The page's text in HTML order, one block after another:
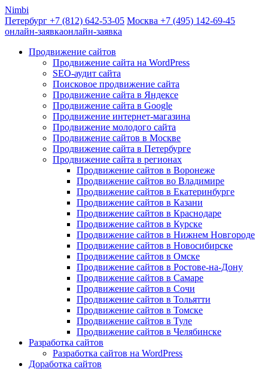
Nimbi
Петербург +7 (812) 642-53-05 Москва +7 (495) 142-69-45
онлайн-заявкаонлайн-заявка
Продвижение сайтов
Продвижение сайта на WordPress
SEO-аудит сайта
Поисковое продвижение сайта
Продвижение сайта в Яндексе
Продвижение сайта в Google
Продвижение интернет-магазина
Продвижение молодого сайта
Продвижение сайтов в Москве
Продвижение сайта в Петербурге
Продвижение сайта в регионах
Продвижение сайтов в Воронеже
Продвижение сайтов во Владимире
Продвижение сайтов в Екатеринбурге
Продвижение сайтов в Казани
Продвижение сайтов в Краснодаре
Продвижение сайтов в Курске
Продвижение сайтов в Нижнем Новгороде
Продвижение сайтов в Новосибирске
Продвижение сайтов в Омске
Продвижение сайтов в Ростове-на-Дону
Продвижение сайтов в Самаре
Продвижение сайтов в Сочи
Продвижение сайтов в Тольятти
Продвижение сайтов в Томске
Продвижение сайтов в Туле
Продвижение сайтов в Челябинске
Разработка сайтов
Разработка сайтов на WordPress
Доработка сайтов